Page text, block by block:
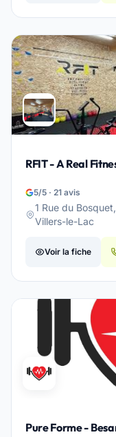
RFIT - A Real
5/5 · 21 avis
1 Rue du
Villers-le-Lac
Voir la fiche
Pure Forme -